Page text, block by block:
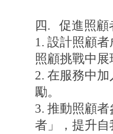
四. 促進照顧
1. 設計照顧
照顧挑戰中
2. 在服務中
勵。
3. 推動照顧
者」，提升